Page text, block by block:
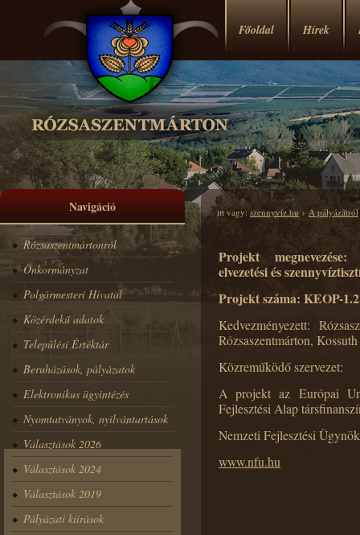
Főoldal Hírek
Navigáció
Rózsaszentmártonról
Önkormányzat
Polgármesteri Hivatal
Közérdekű adatok
Települési Értéktár
Beruházások, pályázatok
Elektronikus ügyintézés
Nyomtatványok, nyilvántartások
Választások 2026
Választások 2024
Választások 2019
Pályázati kiírások
itt vagy: szennyvíz.hu› A pályázatról
Projekt
elvezetési és
Projekt száma: KEOP-
Kedvezményezett:
Rózsaszentmárton,
Közreműködő szervezet:
A projekt az Európai
Fejlesztési Alap
Nemzeti Fejlesztési
www.nfu.hu